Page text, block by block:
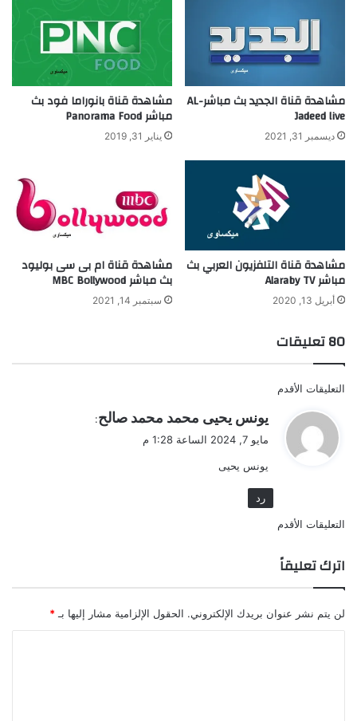
مشاهدة قناة الجديد بث مباشر-AL
Jadeed live
ديسمبر 31, 2021
مشاهدة قناة بانوراما فود بث
مباشر Panorama Food
يناير 31, 2019
مشاهدة قناة التلفزيون العربي بث
مباشر Alaraby TV
أبريل 13, 2020
مشاهدة قناة ام بى سى بوليود
بث مباشر MBC Bollywood
سبتمبر 14, 2021
‫80 تعليقات
تصفّح
التعليقات
التعليقات الأقدم
ل
يونس يحيى محمد محمد صالح:
مايو 7, 2024 الساعة 1:28 م
يونس يحيى
رد
تصفّح
التعليقات
التعليقات الأقدم
اترك تعليقاً
لن يتم نشر عنوان بريدك الإلكتروني. الحقول الإلزامية مشار إليها بـ *